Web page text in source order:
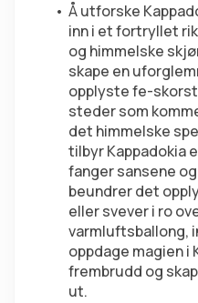
Å utforske
inn i et fortryllet
og himmelske
skape en
opplyste fe-
steder som
det himmelske
tilbyr Kappadokia
fanger sansene
beundrer det
eller svever i ro
varmluftsballong,
oppdage magien i
frembrudd og
ut.